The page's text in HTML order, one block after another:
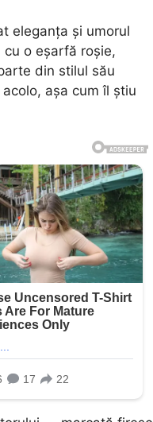
eleganța și umorul
o eșarfă roșie,
din stilul său
așa cum îl știu